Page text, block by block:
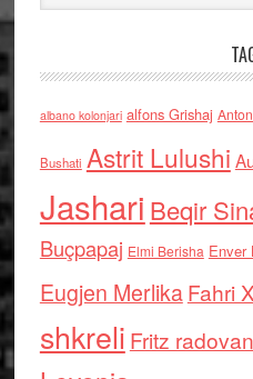
albano kolonjari alfons Grishaj
Bushati Astrit Lulushi
Jashari Beqir
Buçpapaj Elmi Berisha Enver
Eugjen MerlikaFahri
shkreli Fritz